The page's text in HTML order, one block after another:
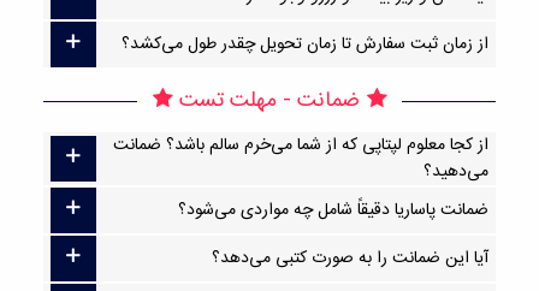
از زمان ثبت سفارش تا زمان تحویل چقدر طول می‌کشد؟
ضمانت - مهلت تست
از کجا معلوم لپتاپی که از شما می‌خرم سالم باشد؟ ضمانت
می‌دهید؟
ضمانت پاساریا دقیقاً شامل چه مواردی می‌شود؟
آیا این ضمانت را به صورت کتبی می‌دهد؟